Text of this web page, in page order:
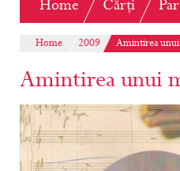
Home Cărți
Home 2009 Amintirea unui
Amintirea unui